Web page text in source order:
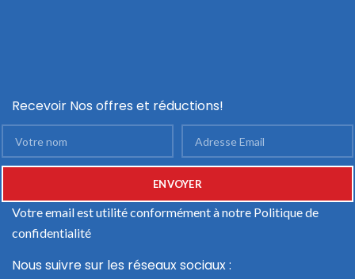
Recevoir Nos offres et réductions!
Votre email est utilité conformément à notre Politique de
confidentialité
Nous suivre sur les réseaux sociaux :